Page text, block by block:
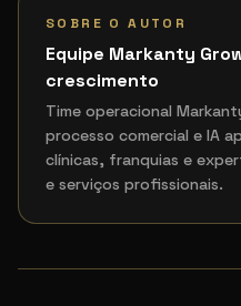
SOBRE O AUTOR
Equipe Markanty
crescimento
Time operacional
processo comercial e IA
clínicas, franquias e
e serviços profissionais.